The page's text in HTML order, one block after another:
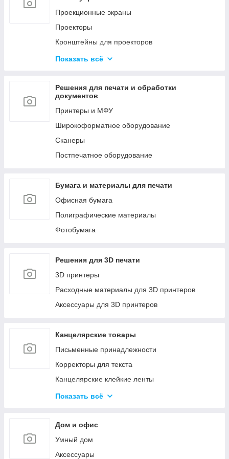
Мобильные стойки
Кронштейны для видео стен и
Конференц-системы
Проекционные экраны
Проекторы
Кронштейны для проекторов
Офисные доски
Показать всё
Решения для печати и обработки
документов
Принтеры и МФУ
Широкоформатное оборудование
Сканеры
Постпечатное оборудование
Бумага и материалы для печати
Офисная бумага
Полиграфические материалы
Фотобумага
Решения для 3D печати
3D принтеры
Расходные материалы для 3D принтеров
Аксессуары для 3D принтеров
Канцелярские товары
Письменные принадлежности
Корректоры для текста
Канцелярские клейкие ленты
Канцелярские мелочи
Бумажная продукция
Папки для хранения и сортировки документов
Степлеры и Дыроколы
Показать всё
Дом и офис
Умный дом
Аксессуары